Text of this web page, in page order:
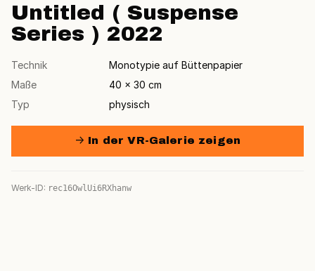
Untitled ( Suspense
Series ) 2022
Technik
Monotypie auf Büttenpapier
Maße
40 × 30 cm
Typ
physisch
→ In der VR-Galerie zeigen
Werk-ID: rec16OwlUi6RXhanw